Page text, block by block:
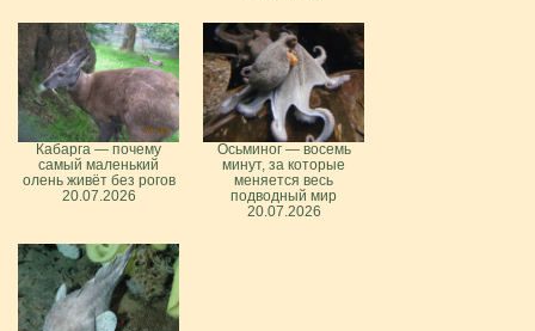
Кабарга — почему
самый маленький
олень живёт без рогов
20.07.2026
Осьминог — восемь
минут, за которые
меняется весь
подводный мир
20.07.2026